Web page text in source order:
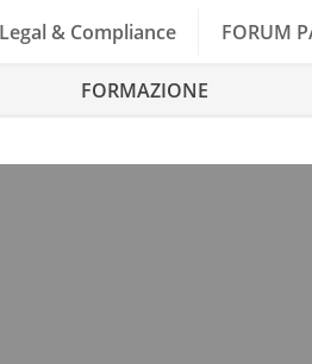
Legal & Compliance FORUM
FORMAZIONE